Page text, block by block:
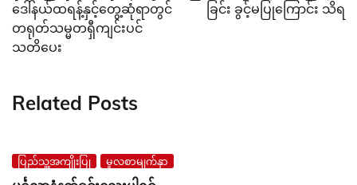
ဒေါ်နယ်ထရန့်နှင့်တွေ့ဆုံရာတွင်
တရုတ်သမ္မတရှီကျင်းပင်
သတိပေး
ခြင်း ခွင့်မပြုကြောင်း သိရ
Related Posts
ပြည်သူ့အကျိုးပြု မူလစာမျက်နှာ